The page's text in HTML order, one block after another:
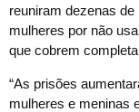
reuniram dezenas
mulheres por não
que cobrem
“As prisões
mulheres e meninas